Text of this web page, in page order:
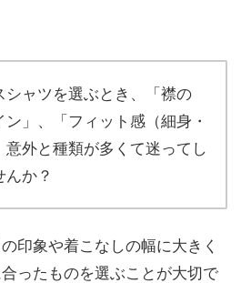
シャツを選ぶとき、「襟の
」、「フィット感（細身・
外と種類が多くて迷ってし
んか？
印象や着こなしの幅に大きく
ったものを選ぶことが大切で